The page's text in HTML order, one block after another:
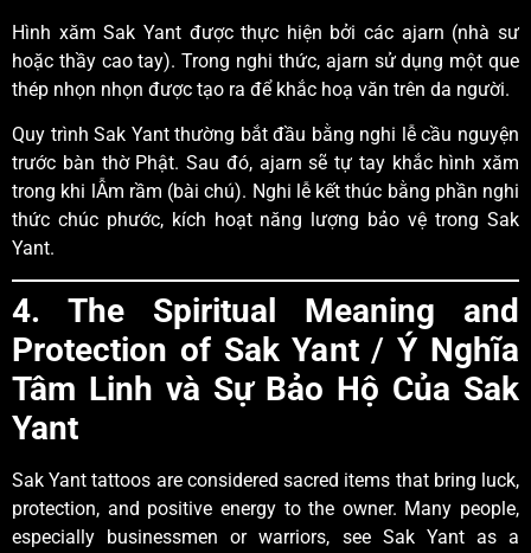
Hình xăm Sak Yant được thực hiện bởi các ajarn (nhà sư
hoặc thầy cao tay). Trong nghi thức, ajarn sử dụng một que
thép nhọn nhọn được tạo ra để khắc hoạ văn trên da người.
Quy trình Sak Yant thường bắt đầu bằng nghi lễ cầu nguyện
trước bàn thờ Phật. Sau đó, ajarn sẽ tự tay khắc hình xăm
trong khi lẪm rầm (bài chú). Nghi lễ kết thúc bằng phần nghi
thức chúc phước, kích hoạt năng lượng bảo vệ trong Sak
Yant.
4. The Spiritual Meaning and
Protection of Sak Yant/Ý Nghĩa
Tâm Linh và Sự Bảo Hộ Của Sak
Yant
Sak Yant tattoos are considered sacred items that bring luck,
protection, and positive energy to the owner. Many people,
especially businessmen or warriors, see Sak Yant as a